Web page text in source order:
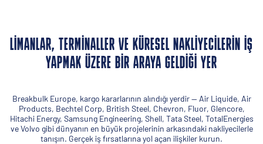
LIMANLAR, TERMINALLER VE KÜRESEL NAKLIYECILERIN İŞ
YAPMAK ÜZERE BIR ARAYA GELDIĞI YER
Breakbulk Europe, kargo kararlarının alındığı yerdir — Air Liquide, Air
Products, Bechtel Corp, British Steel, Chevron, Fluor, Glencore,
Hitachi Energy, Samsung Engineering, Shell, Tata Steel, TotalEnergies
ve Volvo gibi dünyanın en büyük projelerinin arkasındaki nakliyecilerle
tanışın. Gerçek iş fırsatlarına yol açan ilişkiler kurun.